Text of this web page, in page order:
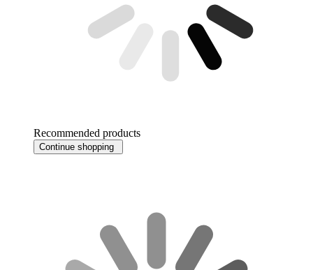
Recommended products
Continue shopping